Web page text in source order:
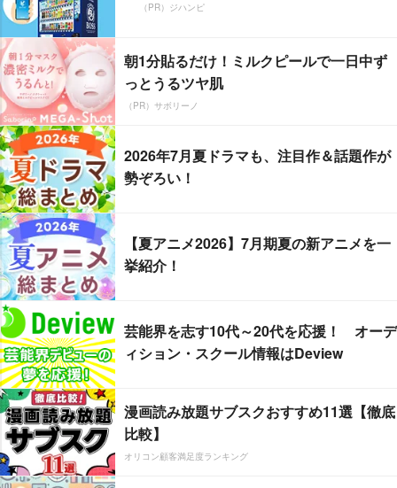
（PR）ジハンピ
朝1分貼るだけ！ミルクピールで一日中ず
っとうるツヤ肌
（PR）サボリーノ
2026年7月夏ドラマも、注目作＆話題作が
勢ぞろい！
【夏アニメ2026】7月期夏の新アニメを一
挙紹介！
芸能界を志す10代～20代を応援！ オーデ
ィション・スクール情報はDeview
漫画読み放題サブスクおすすめ11選【徹底
比較】
オリコン顧客満足度ランキング